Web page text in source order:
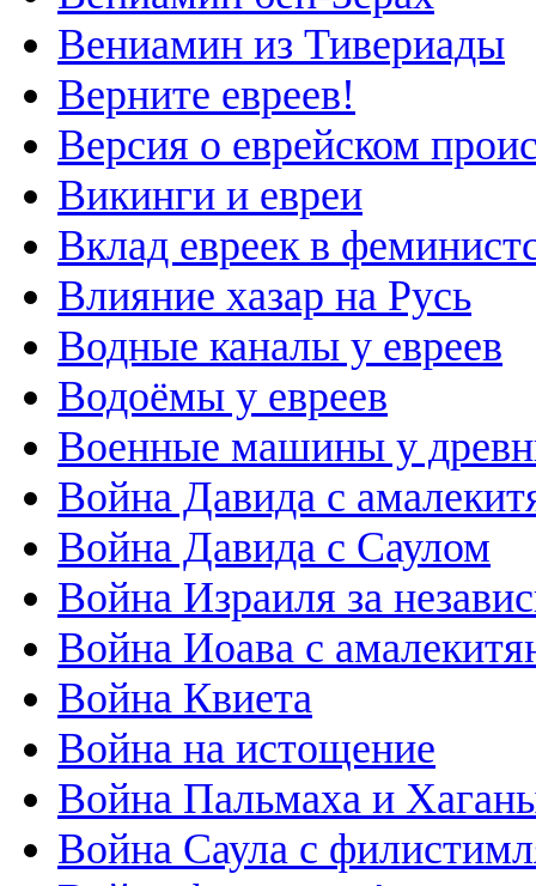
Вениамин из Тивериады
Верните евреев!
Версия о еврейском
Викинги и евреи
Вклад евреек в
Влияние хазар на Русь
Водные каналы у евреев
Водоёмы у евреев
Военные машины у
Война Давида с
Война Давида с Саулом
Война Израиля за
Война Иоава с
Война Квиета
Война на истощение
Война Пальмаха и
Война Саула с